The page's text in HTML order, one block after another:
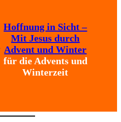
Hoffnung in Sicht –
Mit Jesus durch
Advent und Winter
für die Advents und
Winterzeit